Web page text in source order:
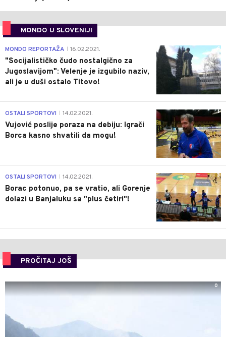
MONDO U SLOVENIJI
4
MONDO REPORTAŽA 16.02.2021.
"Socijalističko čudo nostalgično za
Jugoslavijom": Velenje je izgubilo naziv,
ali je u duši ostalo Titovo!
1
OSTALI SPORTOVI 14.02.2021.
Vujović poslije poraza na debiju: Igrači
Borca kasno shvatili da mogu!
3
OSTALI SPORTOVI 14.02.2021.
Borac potonuo, pa se vratio, ali Gorenje
dolazi u Banjaluku sa "plus četiri"!
PROČITAJ JOŠ
0